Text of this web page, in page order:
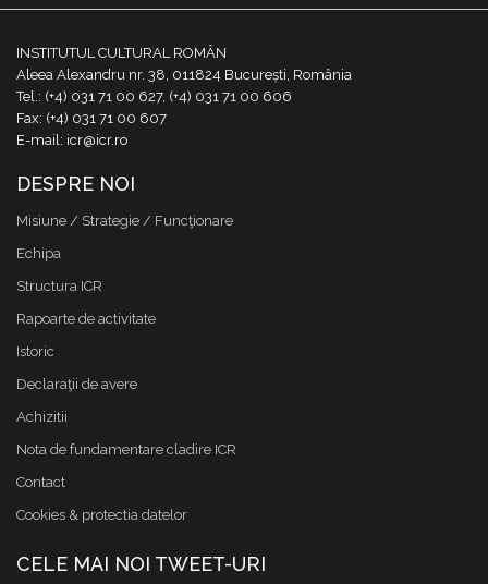
INSTITUTUL CULTURAL ROMÂN
Aleea Alexandru nr. 38, 011824 București, România
Tel.: (+4) 031 71 00 627, (+4) 031 71 00 606
Fax: (+4) 031 71 00 607
E-mail: icr@icr.ro
DESPRE NOI
Misiune / Strategie / Funcţionare
Echipa
Structura ICR
Rapoarte de activitate
Istoric
Declaraţii de avere
Achizitii
Nota de fundamentare cladire ICR
Contact
Cookies & protectia datelor
CELE MAI NOI TWEET-URI